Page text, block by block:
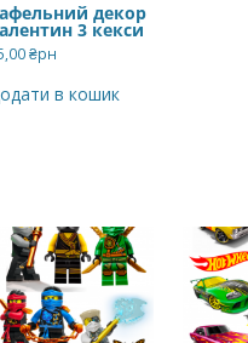
декор
3 кекси
₴рн
в кошик